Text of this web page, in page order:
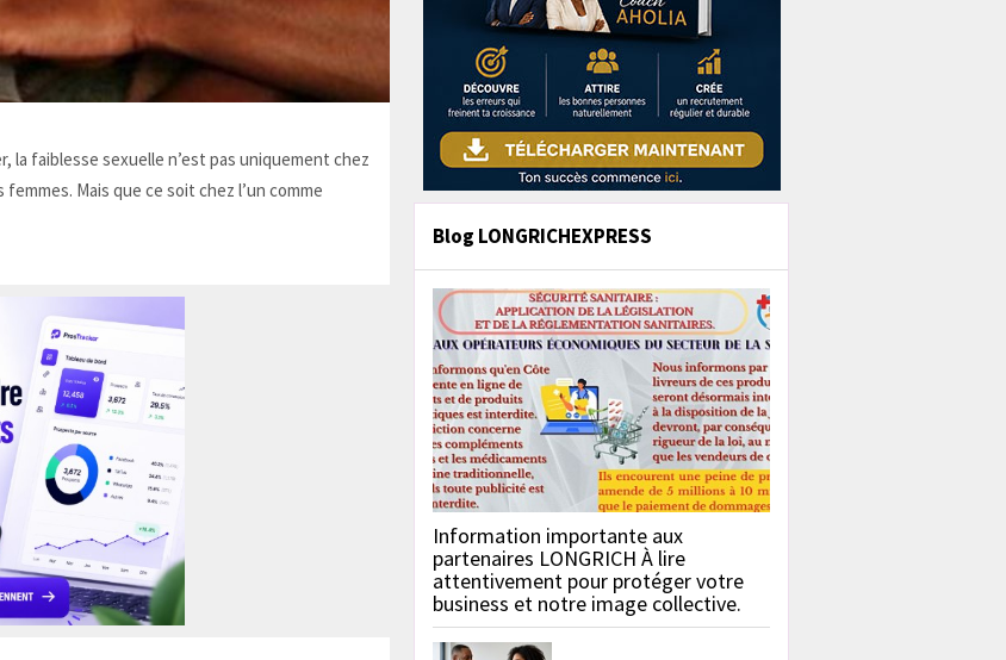
faiblesse sexuelle n’est pas uniquement chez
Mais que ce soit chez l’un comme
Blog LONGRICHEXPRESS
Information importante aux
partenaires LONGRICH À lire
attentivement pour protéger votre
business et notre image collective.